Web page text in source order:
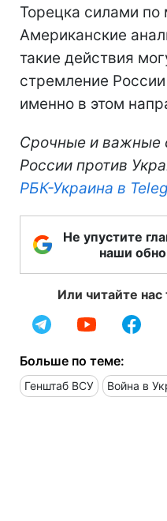
Торецка силами
Американские
такие действия
стремление
именно в этом
Срочные и важные
России против
РБК-Украина в
Не упустите
наши
Или читайте нас
Больше по теме:
Генштаб ВСУ Война в